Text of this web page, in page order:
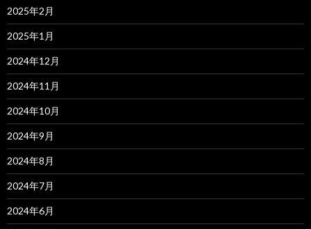
2025年2月
2025年1月
2024年12月
2024年11月
2024年10月
2024年9月
2024年8月
2024年7月
2024年6月